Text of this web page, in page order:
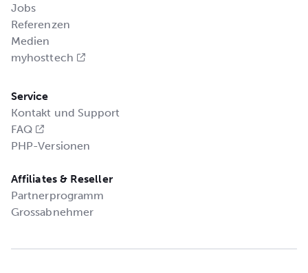
Jobs
Referenzen
Medien
myhosttech
Service
Kontakt und Support
FAQ
PHP-Versionen
Affiliates & Reseller
Partnerprogramm
Grossabnehmer